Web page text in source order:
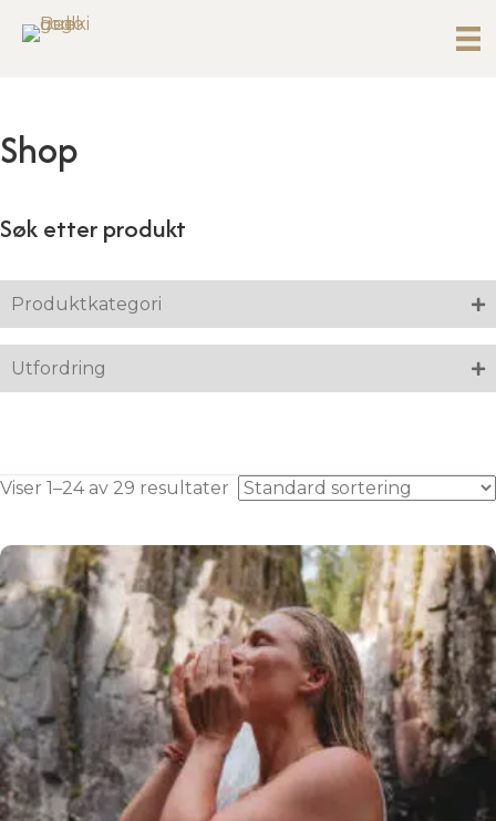
Shop
Søk etter produkt
Produktkategori
Utfordring
Viser 1–24 av 29 resultater